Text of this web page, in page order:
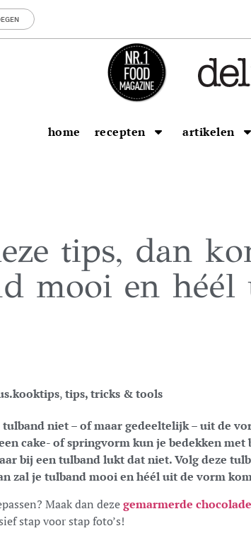
home recepten artikelen
tips, dan
mooi en héél
kooktips,tips, tricks & tools
tulband niet – of maar gedeeltelijk – uit de
cake- of springvorm kun je bedekken met
bij een tulband lukt dat niet. Volg deze
zal je tulband mooi en héél uit de vorm
Maak dan dezegemarmerde
stap voor stap foto’s!